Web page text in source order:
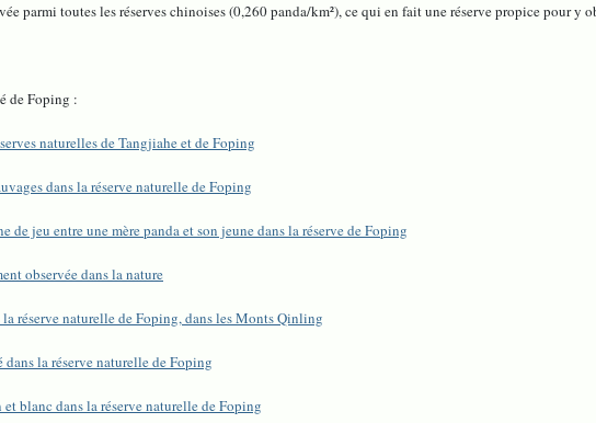
parmi toutes les réserves chinoises (0,260 panda/km²), ce qui en fait une réserve propice pour y
de Foping :
naturelles de Tangjiahe et de Foping
dans la réserve naturelle de Foping
jeu entre une mère panda et son jeune dans la réserve de Foping
observée dans la nature
réserve naturelle de Foping, dans les Monts Qinling
la réserve naturelle de Foping
blanc dans la réserve naturelle de Foping